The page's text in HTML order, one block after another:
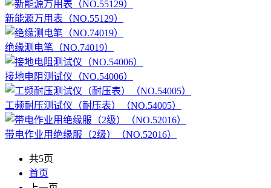
新能源万用表（NO.55129）
绝缘测电笔（NO.74019）
接地电阻测试仪（NO.54006）
工频耐压测试仪（耐压表）（NO.54005）
带电作业用绝缘服（2级）（NO.52016）
共5页
首页